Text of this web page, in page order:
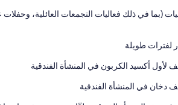
(بما في ذلك فعاليات التجمعات العائلية،
لفترات طويلة
أكسيد الكربون في المنشأة الفندقية
في المنشأة الفندقية